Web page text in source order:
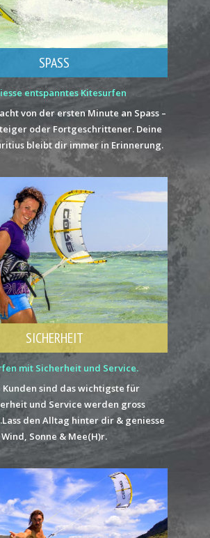
SPASS
entspanntes Kitesurfen
von der ersten Minute an Spass –
oder Fortgeschrittener. Deine
bleibt dir immer in Erinnerung.
SICHERHEIT
mit Sicherheit und Service.
Kunden sind das wichtigste für
und Service werden gross
den Alltag hinter dir & geniesse
Wind, Sonne & Mee(H)r.